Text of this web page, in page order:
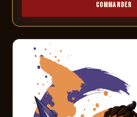
COMMANDER